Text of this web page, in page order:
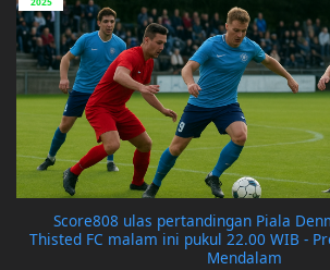
Score808 ulas pertandingan Piala
Thisted FC malam ini pukul 22.00 WIB -
Mendalam